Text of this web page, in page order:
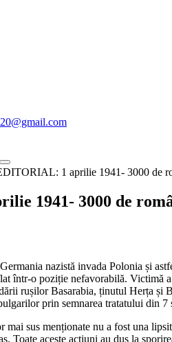
1941- 3000 de
nazistă invada Polonia și
într-o poziție nefavorabilă. Victimă
rușilor Basarabia, ținutul Herța
prin semnarea tratatului din 7
sus menționate nu a fost una
Toate aceste acțiuni au dus la